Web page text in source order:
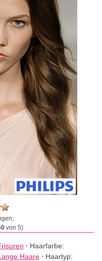
von 5)
⋅ Haarfarbe:
Haare ⋅ Haartyp: